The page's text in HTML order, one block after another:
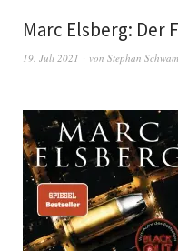
Marc Elsberg: Der
19. Juli 2021 von Stephan